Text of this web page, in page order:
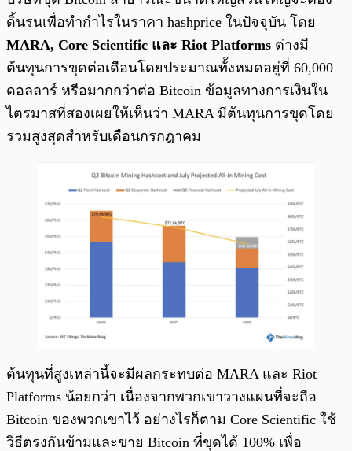
ดิ้นรนเพื่อทำกำไรในราคา hashprice ในปัจจุบัน โดย
MARA, Core Scientific และ Riot Platforms ต่างมี
ต้นทุนการขุดต่อเดือนโดยประมาณทั้งหมดอยู่ที่ 60,000
ดอลลาร์ หรือมากกว่าต่อ Bitcoin ข้อมูลทางการเงินใน
ไตรมาสที่สองเผยให้เห็นว่า MARA มีต้นทุนการขุดโดย
รวมสูงสุดสำหรับเดือนกรกฎาคม
ต้นทุนที่สูงเหล่านี้จะมีผลกระทบต่อ MARA และ Riot
Platforms น้อยกว่า เนื่องจากพวกเขาวางแผนที่จะถือ
Bitcoin ของพวกเขาไว้ อย่างไรก็ตาม Core Scientific ใช้
วิธีตรงกันข้ามและขาย Bitcoin ที่ขุดได้ 100% เพื่อ